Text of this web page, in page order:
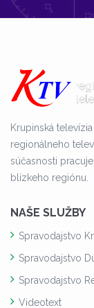
Krupinská
regionálneho
súčasnosti
blízkeho regiónu.
NAŠE SLUŽBY
Spravodajstvo
Spravodajstvo
Spravodajstvo
Videotext